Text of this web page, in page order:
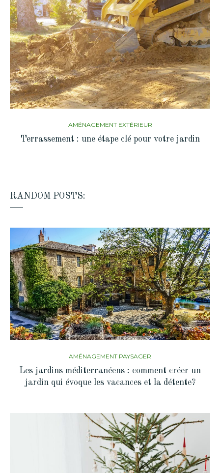
AMÉNAGEMENT EXTÉRIEUR
Terrassement : une étape clé pour votre jardin
RANDOM POSTS:
AMÉNAGEMENT PAYSAGER
Les jardins méditerranéens : comment créer un
jardin qui évoque les vacances et la détente?